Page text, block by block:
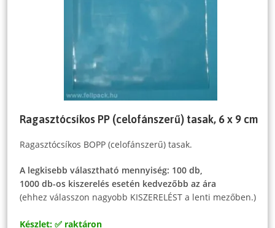
Ragasztócsíkos PP (celofánszerű) tasak, 6 x 9 cm
Ragasztócsíkos BOPP (celofánszerű) tasak.
A legkisebb választható mennyiség: 100 db,
1000 db-os kiszerelés esetén kedvezőbb az ára
(ehhez válasszon nagyobb KISZERELÉST a lenti mezőben.)
Készlet: ✅ raktáron